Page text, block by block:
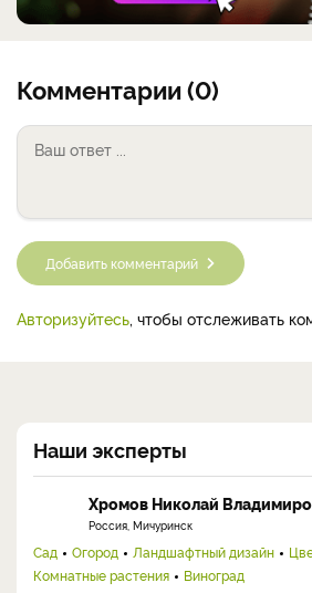
Комментарии (0)
Добавить комментарий
Авторизуйтесь , чтобы отслеживать
Наши эксперты
Хромов Николай
Россия, Мичуринск
Сад Огород Ландшафтный дизайн
Комнатные растения
Виноград